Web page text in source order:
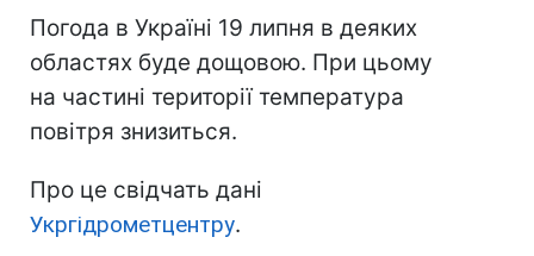
Погода в Україні 19 липня в деяких
областях буде дощовою. При цьому
на частині території температура
повітря знизиться.
Про це свідчать дані
Укргідрометцентру.